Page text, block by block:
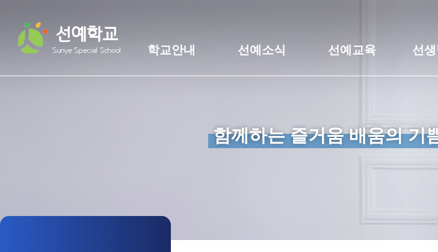
선예학교
Sunye Special School 학교안내 선예소식 선예교육 선
함께하는 즐거움 배움의 기